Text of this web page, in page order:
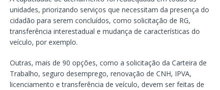
unidades, priorizando serviços que necessitam da presença do
cidadão para serem concluídos, como solicitação de RG,
transferência interestadual e mudança de características do
veículo, por exemplo.
Outras, mais de 90 opções, como a solicitação da Carteira de
Trabalho, seguro desemprego, renovação de CNH, IPVA,
licenciamento e transferência de veículo, devem ser feitas de